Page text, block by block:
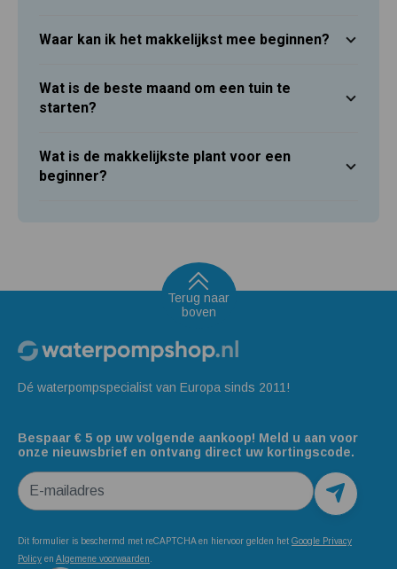
Waar kan ik het makkelijkst mee beginnen?
Wat is de beste maand om een tuin te
starten?
Wat is de makkelijkste plant voor een
beginner?
Terug naar
boven
Dé waterpompspecialist van Europa sinds 2011!
Bespaar € 5 op uw volgende aankoop! Meld u aan voor
onze nieuwsbrief en ontvang direct uw kortingscode.
E-mailadres
Dit formulier is beschermd met reCAPTCHA en hiervoor gelden het Google Privacy
Policy en Algemene voorwaarden